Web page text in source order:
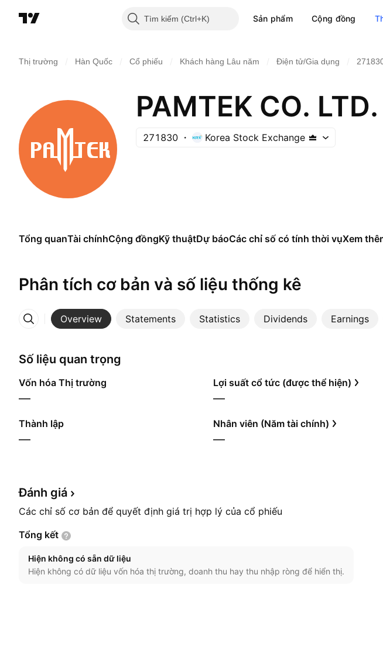
Tìm kiếm Sản phẩm Cộng đồng
Thị trường Hàn Quốc Cổ phiếu Khách hàng Lâu năm Điện tử/Gia dụng
PAMTEK CO. LTD.
271830 Korea Stock Exchange
Tổng quanTài chínhCộng đồngKỹ thuậtDự báoCác chỉ số có tính thời vụXem
Phân tích cơ bản và số liệu thống kê
Overview Statements Statistics Dividends Earnings
More
Số liệu quan trọng
Vốn hóa Thị trường
—
Lợi suất cổ tức (được thể hiện)
—
Thành lập
—
Nhân viên (Năm tài chính)
—
Đánh giá
Các chỉ số cơ bản để quyết định giá trị hợp lý của cổ phiếu
Tổng kết
Hiện không có sẵn dữ liệu
Hiện không có dữ liệu vốn hóa thị trường, doanh thu hay thu nhập ròng để hiển thị.